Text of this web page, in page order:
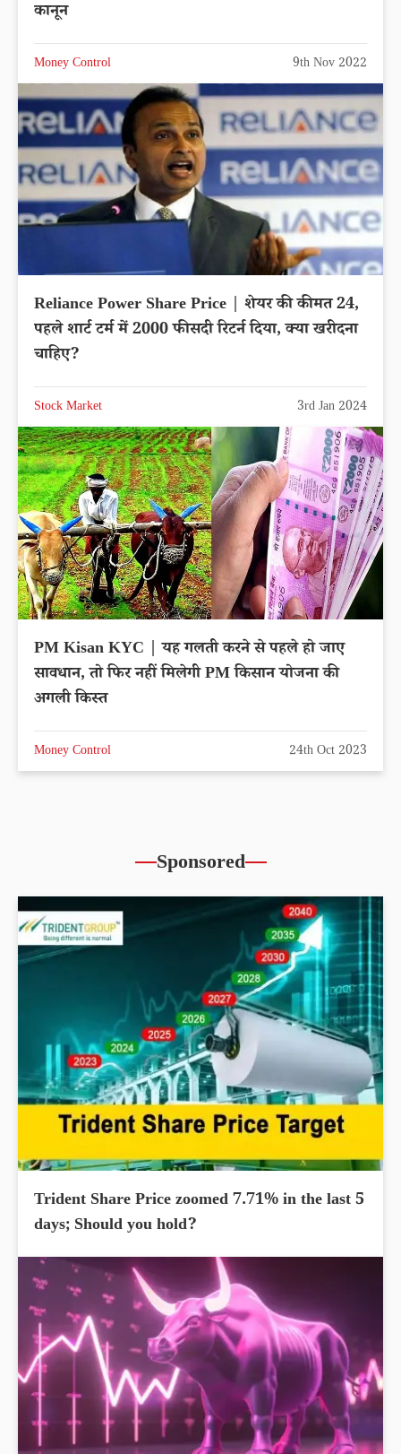
कानून
Money Control 9th Nov 2022
Reliance Power Share Price | शेयर की कीमत 24,
पहले शार्ट टर्म में 2000 फीसदी रिटर्न दिया, क्या खरीदना
चाहिए?
Stock Market 3rd Jan 2024
PM Kisan KYC | यह गलती करने से पहले हो जाए
सावधान, तो फिर नहीं मिलेगी PM किसान योजना की
अगली किस्त
Money Control 24th Oct 2023
Sponsored
Trident Share Price zoomed 7.71% in the last 5
days; Should you hold?